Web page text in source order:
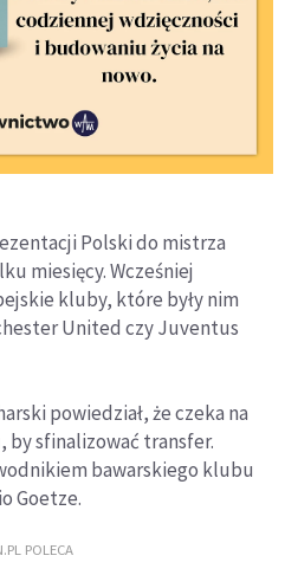
Polski do mistrza
miesięcy. Wcześniej
kluby, które były nim
United czy Juventus
powiedział, że czeka na
by sfinalizować transfer.
bawarskiego klubu
Goetze.
POLECA